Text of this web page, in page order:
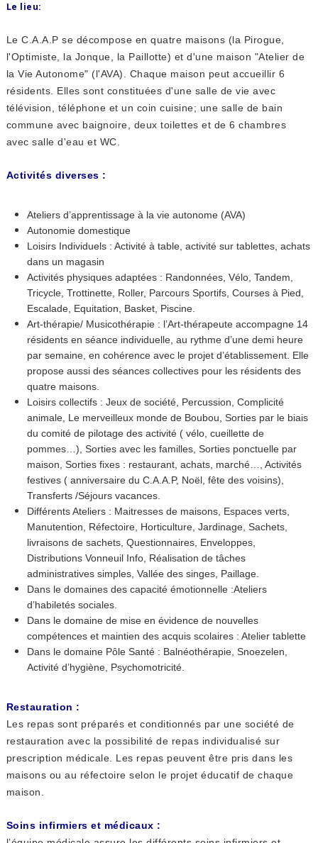
Le lieu:
Le C.A.A.P se décompose en quatre maisons (la Pirogue,
l'Optimiste, la Jonque, la Paillotte) et d'une maison "Atelier de
la Vie Autonome" (l'AVA). Chaque maison peut accueillir 6
résidents. Elles sont constituées d'une salle de vie avec
télévision, téléphone et un coin cuisine; une salle de bain
commune avec baignoire, deux toilettes et de 6 chambres
avec salle d'eau et WC.
Activités diverses :
Ateliers d’apprentissage à la vie autonome (AVA)
Autonomie domestique
Loisirs Individuels : Activité à table, activité sur tablettes, achats
dans un magasin
Activités physiques adaptées : Randonnées, Vélo, Tandem,
Tricycle, Trottinette, Roller, Parcours Sportifs, Courses à Pied,
Escalade, Equitation, Basket, Piscine.
Art-thérapie/ Musicothérapie : l’Art-thérapeute accompagne 14
résidents en séance individuelle, au rythme d’une demi heure
par semaine, en cohérence avec le projet d’établissement. Elle
propose aussi des séances collectives pour les résidents des
quatre maisons.
Loisirs collectifs : Jeux de société, Percussion, Complicité
animale, Le merveilleux monde de Boubou, Sorties par le biais
du comité de pilotage des activité ( vélo, cueillette de
pommes…), Sorties avec les familles, Sorties ponctuelle par
maison, Sorties fixes : restaurant, achats, marché…, Activités
festives ( anniversaire du C.A.A.P, Noël, fête des voisins),
Transferts /Séjours vacances.
Différents Ateliers : Maitresses de maisons, Espaces verts,
Manutention, Réfectoire, Horticulture, Jardinage, Sachets,
livraisons de sachets, Questionnaires, Enveloppes,
Distributions Vonneuil Info, Réalisation de tâches
administratives simples, Vallée des singes, Paillage.
Dans le domaines des capacité émotionnelle :Ateliers
d’habiletés sociales.
Dans le domaine de mise en évidence de nouvelles
compétences et maintien des acquis scolaires : Atelier tablette
Dans le domaine Pôle Santé : Balnéothérapie, Snoezelen,
Activité d’hygiène, Psychomotricité.
Restauration :
Les repas sont préparés et conditionnés par une société de
restauration avec la possibilité de repas individualisé sur
prescription médicale. Les repas peuvent être pris dans les
maisons ou au réfectoire selon le projet éducatif de chaque
maison.
Soins infirmiers et médicaux :